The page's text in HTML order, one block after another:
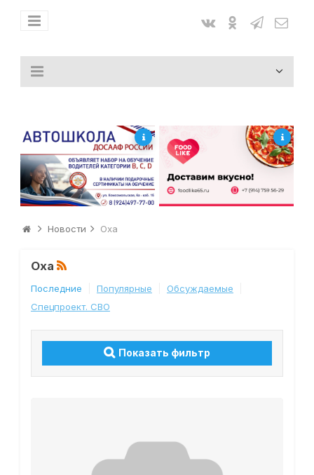
Новости Оха
Оха
Последние Популярные
Обсуждаемые
Спецпроект. СВО
Показать фильтр